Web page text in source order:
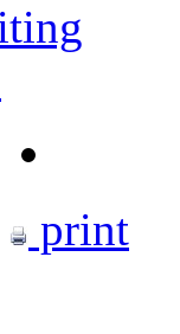
print